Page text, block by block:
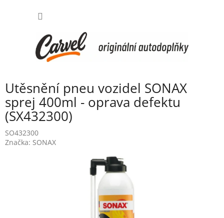
Utěsnění pneu vozidel SONAX
sprej 400ml - oprava defektu
(SX432300)
SO432300
Značka: SONAX